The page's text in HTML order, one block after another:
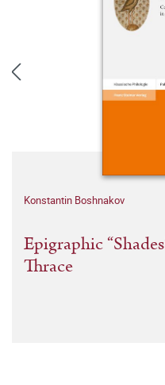
Konstantin Boshnakov
Epigraphic
Thrace